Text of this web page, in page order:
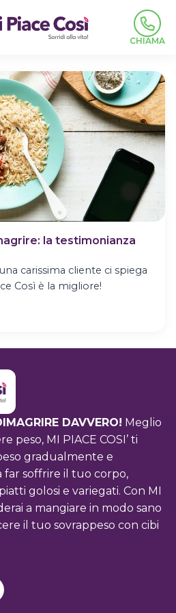
CHIAMA
la testimonianza
carissima cliente ci spiega
Così è la migliore!
DAVVERO! Meglio
peso, MI PIACE COSI’ ti
gradualmente e
far soffrire il tuo corpo,
golosi e variegati. Con MI
a mangiare in modo sano
il tuo sovrappeso con cibi